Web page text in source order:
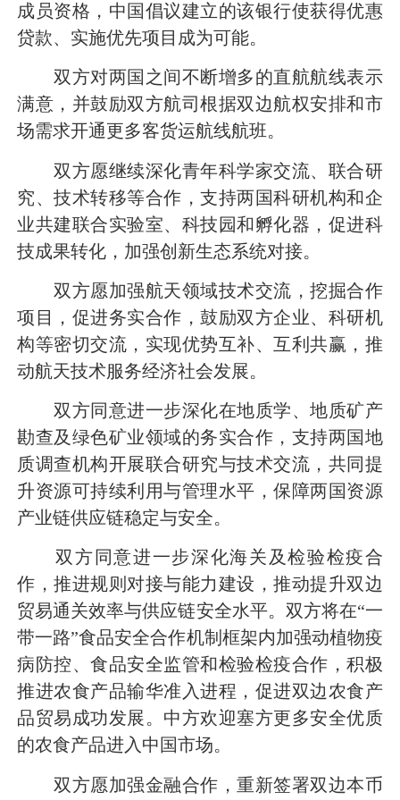
成员资格，中国倡议建立的该银行使获得优惠
贷款、实施优先项目成为可能。
双方对两国之间不断增多的直航航线表示
满意，并鼓励双方航司根据双边航权安排和市
场需求开通更多客货运航线航班。
双方愿继续深化青年科学家交流、联合研
究、技术转移等合作，支持两国科研机构和企
业共建联合实验室、科技园和孵化器，促进科
技成果转化，加强创新生态系统对接。
双方愿加强航天领域技术交流，挖掘合作
项目，促进务实合作，鼓励双方企业、科研机
构等密切交流，实现优势互补、互利共赢，推
动航天技术服务经济社会发展。
双方同意进一步深化在地质学、地质矿产
勘查及绿色矿业领域的务实合作，支持两国地
质调查机构开展联合研究与技术交流，共同提
升资源可持续利用与管理水平，保障两国资源
产业链供应链稳定与安全。
双方同意进一步深化海关及检验检疫合
作，推进规则对接与能力建设，推动提升双边
贸易通关效率与供应链安全水平。双方将在“一
带一路”食品安全合作机制框架内加强动植物疫
病防控、食品安全监管和检验检疫合作，积极
推进农食产品输华准入进程，促进双边农食产
品贸易成功发展。中方欢迎塞方更多安全优质
的农食产品进入中国市场。
双方愿加强金融合作，重新签署双边本币